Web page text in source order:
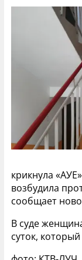
крикнула
возбудила
сообщает
В суде
суток,